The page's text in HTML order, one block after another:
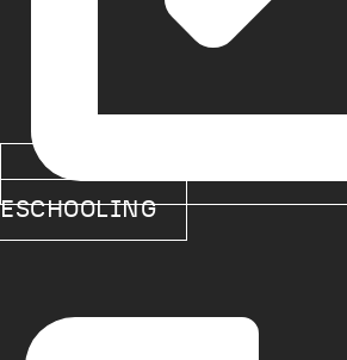
ESCHOOLING